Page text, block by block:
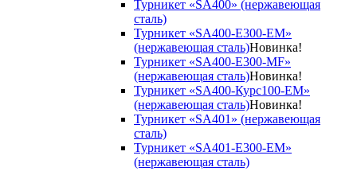
Турникет «SA400» (нержавеющая
сталь)
Турникет «SA400-Е300-EM»
(нержавеющая сталь)Новинка!
Турникет «SA400-Е300-MF»
(нержавеющая сталь)Новинка!
Турникет «SA400-Курс100-EM»
(нержавеющая сталь)Новинка!
Турникет «SA401» (нержавеющая
сталь)
Турникет «SA401-E300-EM»
(нержавеющая сталь)